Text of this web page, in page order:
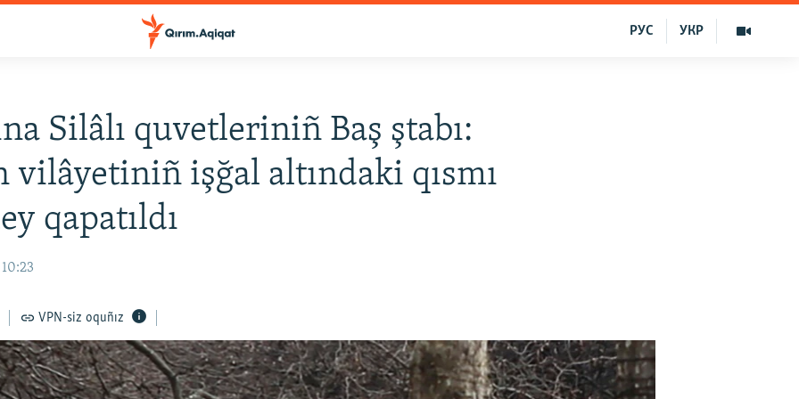
УКР
РУС
Silâlı quvetleriniñ Baş ştabı:
vilâyetiniñ işğal altındaki qısmı
qapatıldı
VPN-siz oquñız